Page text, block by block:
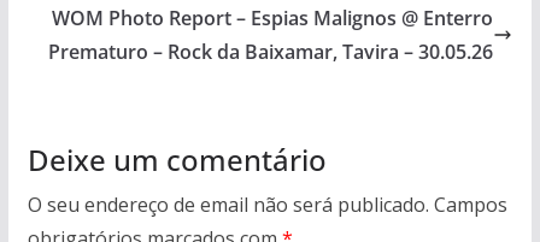
WOM Photo Report – Espias Malignos @ Enterro
Prematuro – Rock da Baixamar, Tavira – 30.05.26
Deixe um comentário
O seu endereço de email não será publicado. Campos